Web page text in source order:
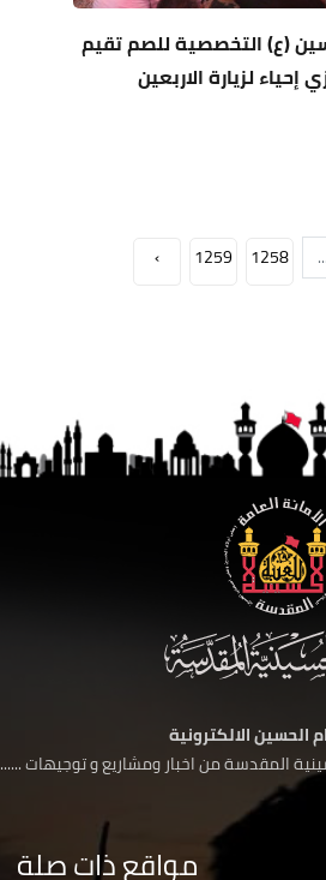
(ع) التخصصية للصم تقيم
لزيارة الاربعين
...
1258
1259
›
الحسين الالكترونية
المقدسة من اخبار ومشاريع و توجيهات ......
مواقع ذات صلة